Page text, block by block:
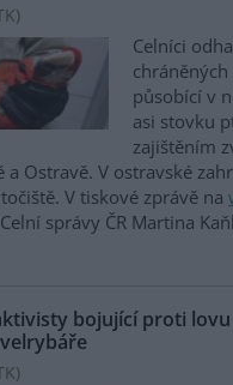
)
Celníci
působící v
asi stovku
zajištěním
a Ostravě. V ostravské
V tiskové zprávě na
správy ČR Martina
bojující proti
)